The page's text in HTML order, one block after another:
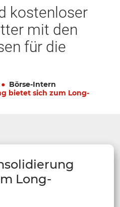
kostenloser
mit den
für die
Börse-Intern
bietet sich zum Long-
Long-